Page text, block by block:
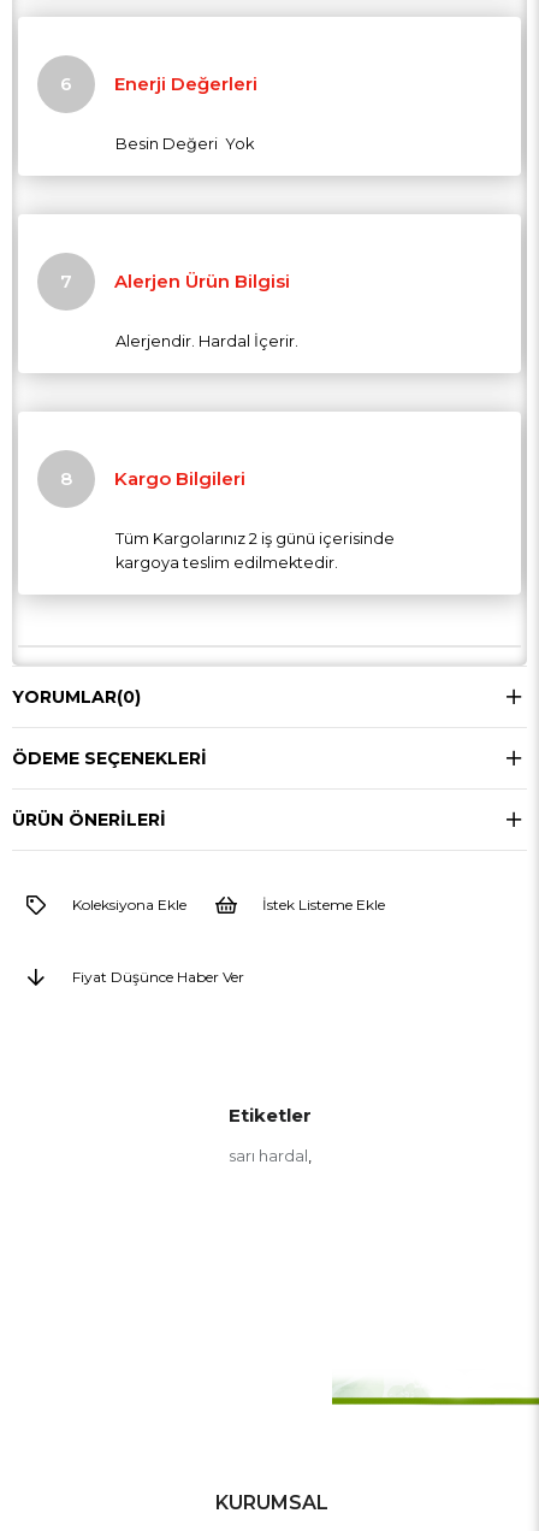
Enerji Değerleri
Besin Değeri Yok
Alerjen Ürün Bilgisi
Alerjendir. Hardal İçerir.
Kargo Bilgileri
Tüm Kargolarınız 2 iş günü içerisinde
kargoya teslim edilmektedir.
YORUMLAR(0)
ÖDEME SEÇENEKLERI
ÜRÜN ÖNERILERI
Koleksiyona Ekle İstek Listeme Ekle
Fiyat Düşünce Haber Ver
Etiketler
sarı hardal
KURUMSAL